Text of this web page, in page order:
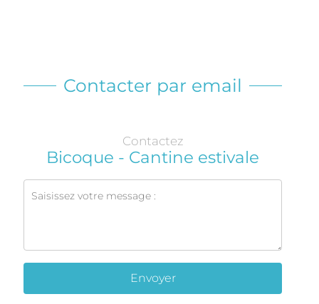
Contacter par email
Contactez
Bicoque - Cantine estivale
Envoyer